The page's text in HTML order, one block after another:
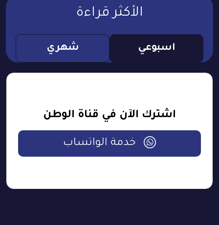
الأكثر قراءة
اسبوعي شهري
اشترك الآن في قناة الوطن
خدمة الواتساب